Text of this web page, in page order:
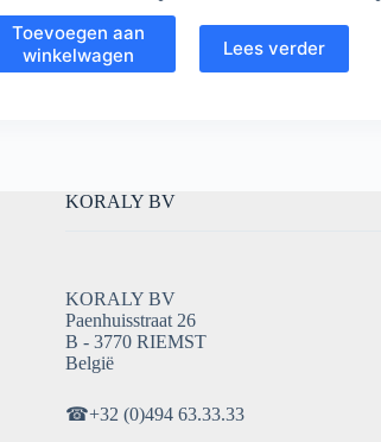
Toevoegen aan
winkelwagen
Lees verder
KORALY BV
KORALY BV
Paenhuisstraat 26
B - 3770 RIEMST
België
☎+32 (0)494 63.33.33